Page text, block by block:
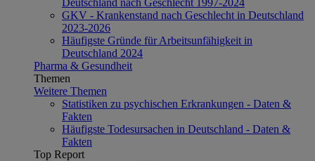
GKV - Krankenstand nach Geschlecht in Deutschland
2023-2026
Häufigste Gründe für Arbeitsunfähigkeit in
Deutschland 2024
Pharma & Gesundheit
Themen
Weitere Themen
Statistiken zu psychischen Erkrankungen - Daten &
Fakten
Häufigste Todesursachen in Deutschland - Daten &
Fakten
Top Report